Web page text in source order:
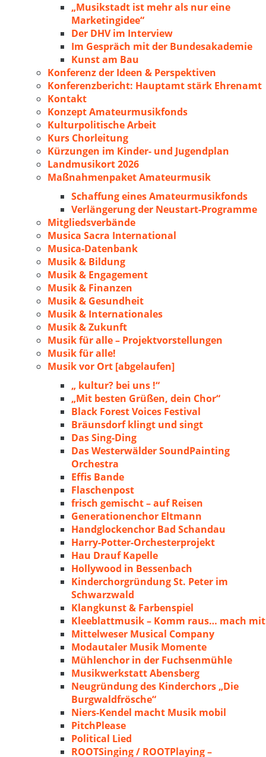
„Musikstadt ist mehr als nur eine
Marketingidee“
Der DHV im Interview
Im Gespräch mit der Bundesakademie
Kunst am Bau
Konferenz der Ideen & Perspektiven
Konferenzbericht: Hauptamt stärk Ehrenamt
Kontakt
Konzept Amateurmusikfonds
Kulturpolitische Arbeit
Kurs Chorleitung
Kürzungen im Kinder- und Jugendplan
Landmusikort 2026
Maßnahmenpaket Amateurmusik
Schaffung eines Amateurmusikfonds
Verlängerung der Neustart-Programme
Mitgliedsverbände
Musica Sacra International
Musica-Datenbank
Musik & Bildung
Musik & Engagement
Musik & Finanzen
Musik & Gesundheit
Musik & Internationales
Musik & Zukunft
Musik für alle – Projektvorstellungen
Musik für alle!
Musik vor Ort [abgelaufen]
„ kultur? bei uns !“
„Mit besten Grüßen, dein Chor“
Black Forest Voices Festival
Bräunsdorf klingt und singt
Das Sing-Ding
Das Westerwälder SoundPainting
Orchestra
Effis Bande
Flaschenpost
frisch gemischt – auf Reisen
Generationenchor Eltmann
Handglockenchor Bad Schandau
Harry-Potter-Orchesterprojekt
Hau Drauf Kapelle
Hollywood in Bessenbach
Kinderchorgründung St. Peter im
Schwarzwald
Klangkunst & Farbenspiel
Kleeblattmusik – Komm raus… mach mit
Mittelweser Musical Company
Modautaler Musik Momente
Mühlenchor in der Fuchsenmühle
Musikwerkstatt Abensberg
Neugründung des Kinderchors „Die
Burgwaldfrösche“
Niers-Kendel macht Musik mobil
PitchPlease
Political Lied
ROOTSinging / ROOTPlaying –